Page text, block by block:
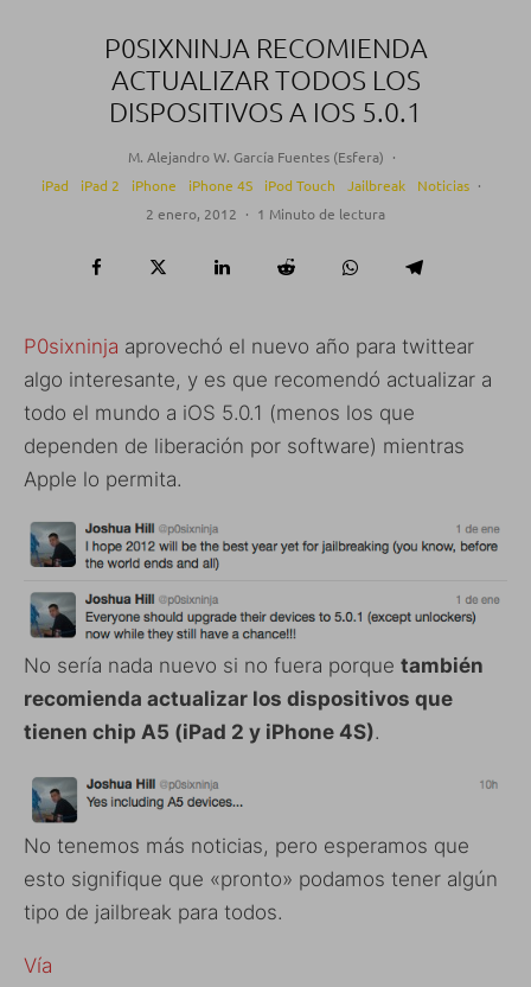
P0SIXNINJA RECOMIENDA
ACTUALIZAR TODOS LOS
DISPOSITIVOS A IOS 5.0.1
M. Alejandro W. García Fuentes (Esfera) ·
iPad
iPad 2 iPhone iPhone 4S iPod Touch Jailbreak Noticias ·
2 enero, 2012 · 1 Minuto de lectura
P0sixninja aprovechó el nuevo año para twittear
algo interesante, y es que recomendó actualizar a
todo el mundo a iOS 5.0.1 (menos los que
dependen de liberación por software) mientras
Apple lo permita.
No sería nada nuevo si no fuera porque también
recomienda actualizar los dispositivos que
tienen chip A5 (iPad 2 y iPhone 4S).
No tenemos más noticias, pero esperamos que
esto signifique que «pronto» podamos tener algún
tipo de jailbreak para todos.
Vía